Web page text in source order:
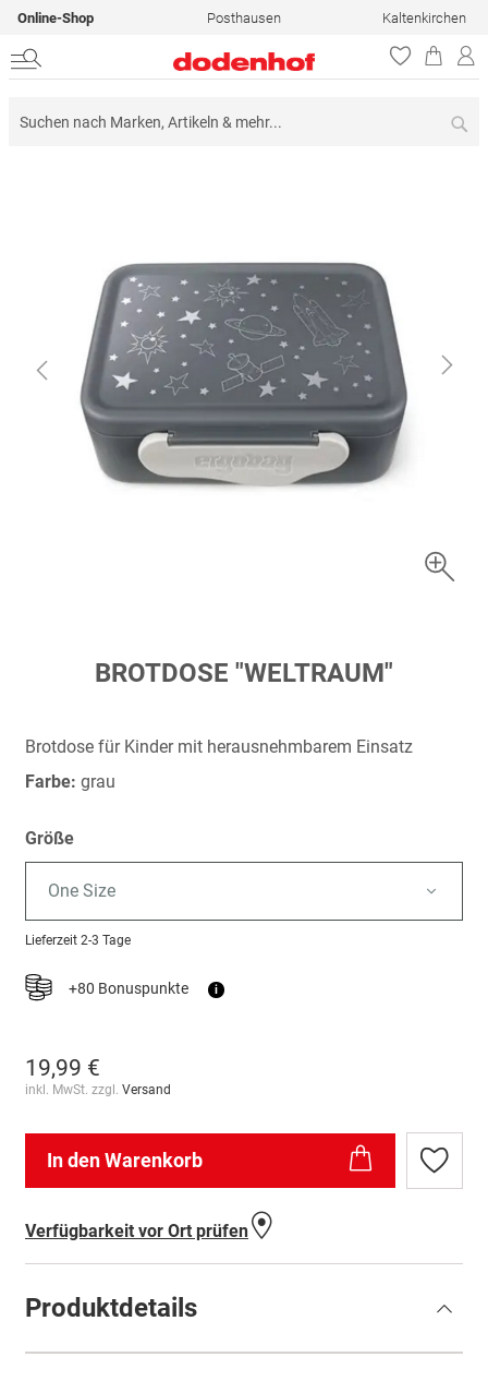
Online-Shop Posthausen Kaltenkirchen
springen
BROTDOSE "WELTRAUM"
Brotdose für Kinder mit herausnehmbarem Einsatz
Farbe: grau
Größe
One Size
Lieferzeit 2-3 Tage
+80 Bonuspunkte i
19,99 €
inkl. MwSt. zzgl. Versand
In den Warenkorb
Zur
Verfügbarkeit vor Ort prüfen
Produktdetails